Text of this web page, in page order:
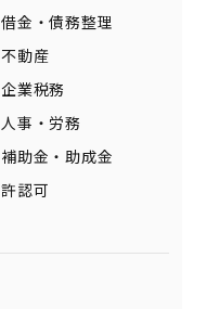
借金・債務整理
不動産
企業税務
人事・労務
補助金・助成金
許認可